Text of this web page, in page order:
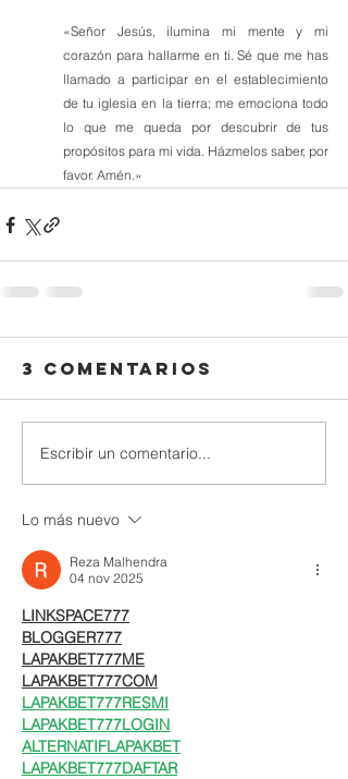
«Señor Jesús, ilumina mi mente y mi
corazón para hallarme en ti. Sé que me has
llamado a participar en el establecimiento
de tu iglesia en la tierra; me emociona todo
lo que me queda por descubrir de tus
propósitos para mi vida. Házmelos saber, por
favor. Amén.»
3 comentarios
Escribir un comentario...
Lo más nuevo
Reza Malhendra
04 nov 2025
LINKSPACE777
BLOGGER777
LAPAKBET777ME
LAPAKBET777COM
LAPAKBET777RESMI
LAPAKBET777LOGIN
ALTERNATIFLAPAKBET
LAPAKBET777DAFTAR